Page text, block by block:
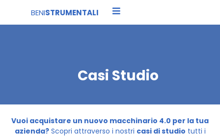
BENISTRUMENTALI
Casi Studio
Vuoi acquistare un nuovo macchinario 4.0 per la tua
azienda?Scopri attraverso i nostri casi di studio tutti i